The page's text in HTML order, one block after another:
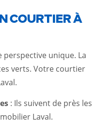
COURTIER À
unique. La
verts. Votre courtier
: Ils suivent de près les
Laval.